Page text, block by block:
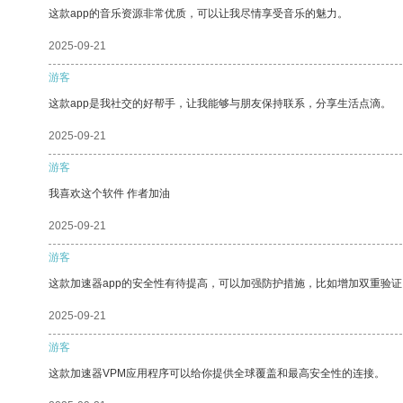
这款app的音乐资源非常优质，可以让我尽情享受音乐的魅力。
2025-09-21
游客
这款app是我社交的好帮手，让我能够与朋友保持联系，分享生活点滴。
2025-09-21
游客
我喜欢这个软件 作者加油
2025-09-21
游客
这款加速器app的安全性有待提高，可以加强防护措施，比如增加双重验
2025-09-21
游客
这款加速器VPM应用程序可以给你提供全球覆盖和最高安全性的连接。